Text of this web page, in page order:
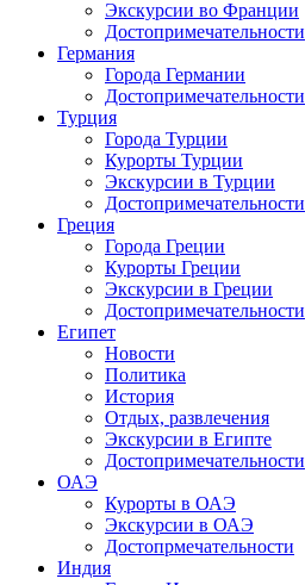
Экскурсии во Франции
Достопримечательности
Германия
Города Германии
Достопримечательности
Турция
Города Турции
Курорты Турции
Экскурсии в Турции
Достопримечательности
Греция
Города Греции
Курорты Греции
Экскурсии в Греции
Достопримечательности
Египет
Новости
Политика
История
Отдых, развлечения
Экскурсии в Египте
Достопримечательности
ОАЭ
Курорты в ОАЭ
Экскурсии в ОАЭ
Достопрмечательности
Индия